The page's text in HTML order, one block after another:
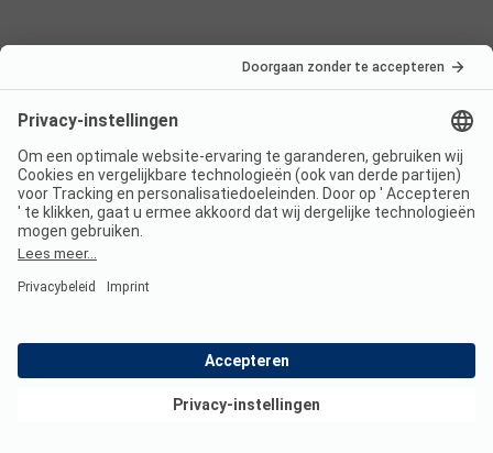
Nederland
Frankrijk
Italië
Oostenrijk